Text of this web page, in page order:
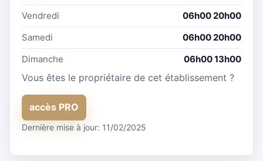
Vendredi
06h00 20h00
Samedi
06h00 20h00
Dimanche
06h00 13h00
Vous êtes le propriétaire de cet établissement ?
accès PRO
Dernière mise à jour: 11/02/2025